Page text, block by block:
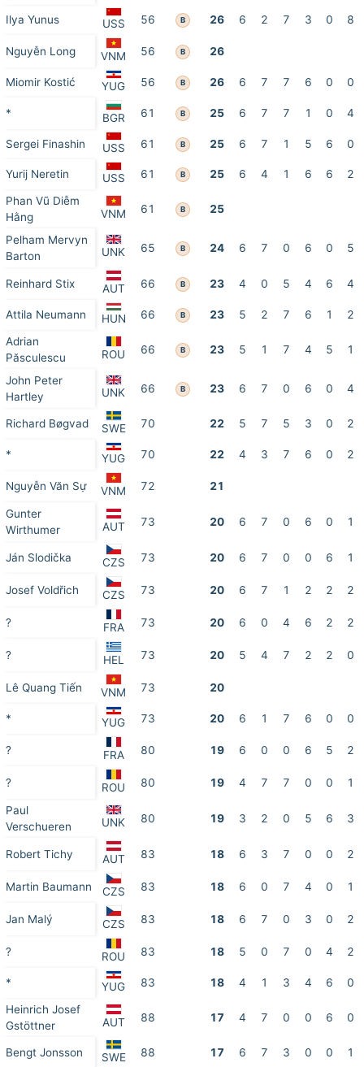
Ilya Yunus USS 56 B 26 6 2 7 3 0 8
Nguyễn Long VNM 56 B 26
Miomir Kostić YUG 56 B 26 6 7 7 6 0 0
* BGR 61 B 25 6 7 7 1 0 4
Sergei Finashin USS 61 B 25 6 7 1 5 6 0
Yurij Neretin USS 61 B 25 6 4 1 6 6 2
Phan Vũ Diễm
Hằng
VNM 61 B 25
Pelham Mervyn
Barton
UNK 65 B 24 6 7 0 6 0 5
Reinhard Stix AUT 66 B 23 4 0 5 4 6 4
Attila Neumann HUN 66 B 23 5 2 7 6 1 2
Adrian
Păsculescu
ROU 66 B 23 5 1 7 4 5 1
John Peter
Hartley
UNK 66 B 23 6 7 0 6 0 4
Richard Bøgvad SWE 70 22 5 7 5 3 0 2
* YUG 70 22 4 3 7 6 0 2
Nguyễn Văn Sự VNM 72 21
Gunter
Wirthumer
AUT 73 20 6 7 0 6 0 1
Ján Slodička CZS 73 20 6 7 0 0 6 1
Josef Voldřich CZS 73 20 6 7 1 2 2 2
? FRA 73 20 6 0 4 6 2 2
? HEL 73 20 5 4 7 2 2 0
Lê Quang Tiến VNM 73 20
* YUG 73 20 6 1 7 6 0 0
? FRA 80 19 6 0 0 6 5 2
? ROU 80 19 4 7 7 0 0 1
Paul
Verschueren
UNK 80 19 3 2 0 5 6 3
Robert Tichy AUT 83 18 6 3 7 0 0 2
Martin Baumann CZS 83 18 6 0 7 4 0 1
Jan Malý CZS 83 18 6 7 0 3 0 2
? ROU 83 18 5 0 7 0 4 2
* YUG 83 18 4 1 3 4 6 0
Heinrich Josef
Gstöttner
AUT 88 17 4 7 0 0 6 0
Bengt Jonsson SWE 88 17 6 7 3 0 0 1